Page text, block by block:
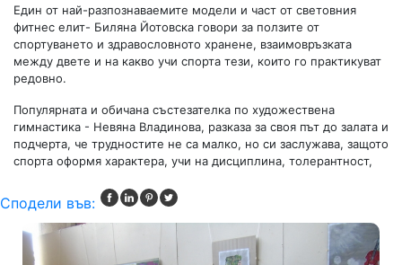
Един от най-разпознаваемите модели и част от световния
фитнес елит- Биляна Йотовска говори за ползите от
спортуването и здравословното хранене, взаимовръзката
между двете и на какво учи спорта тези, които го практикуват
редовно.
Популярната и обичана състезателка по художествена
гимнастика - Невяна Владинова, разказа за своя път до залата и
подчерта, че трудностите не са малко, но си заслужава, защото
спорта оформя характера, учи на дисциплина, толерантност,
Сподели във: